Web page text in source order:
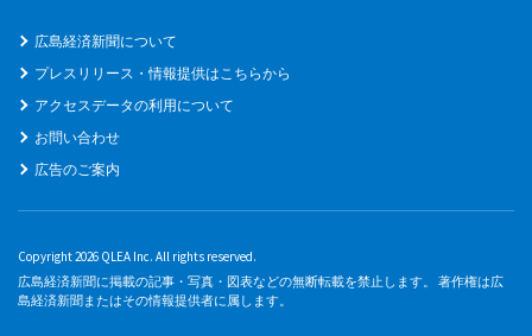
広島経済新聞について
プレスリリース・情報提供はこちらから
アクセスデータの利用について
お問い合わせ
広告のご案内
Copyright 2026 QLEA Inc. All rights reserved.
広島経済新聞に掲載の記事・写真・図表などの無断転載を禁止します。 著作権は広
島経済新聞またはその情報提供者に属します。